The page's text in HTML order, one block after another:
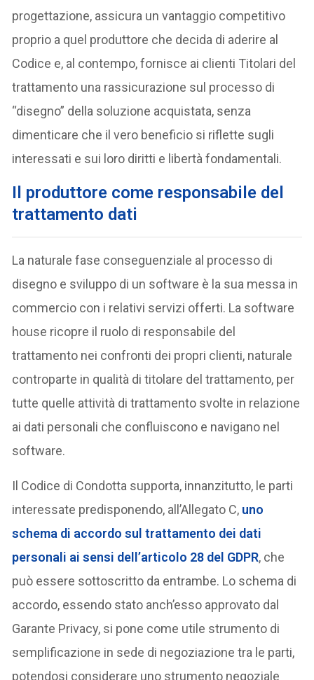
progettazione, assicura un vantaggio competitivo
proprio a quel produttore che decida di aderire al
Codice e, al contempo, fornisce ai clienti Titolari del
trattamento una rassicurazione sul processo di
“disegno” della soluzione acquistata, senza
dimenticare che il vero beneficio si riflette sugli
interessati e sui loro diritti e libertà fondamentali.
Il produttore come responsabile del
trattamento dati
La naturale fase conseguenziale al processo di
disegno e sviluppo di un software è la sua messa in
commercio con i relativi servizi offerti. La software
house ricopre il ruolo di responsabile del
trattamento nei confronti dei propri clienti, naturale
controparte in qualità di titolare del trattamento, per
tutte quelle attività di trattamento svolte in relazione
ai dati personali che confluiscono e navigano nel
software.
Il Codice di Condotta supporta, innanzitutto, le parti
interessate predisponendo, all’Allegato C, uno
schema di accordo sul trattamento dei dati
personali ai sensi dell’articolo 28 del GDPR, che
può essere sottoscritto da entrambe. Lo schema di
accordo, essendo stato anch’esso approvato dal
Garante Privacy, si pone come utile strumento di
semplificazione in sede di negoziazione tra le parti,
potendosi considerare uno strumento negoziale